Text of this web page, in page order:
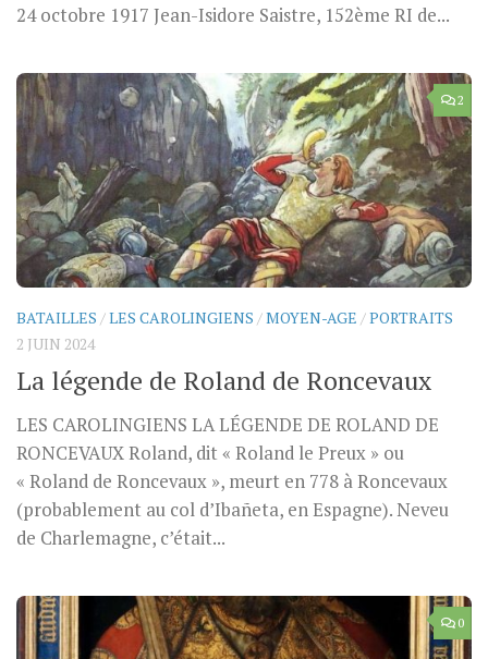
24 octobre 1917 Jean-Isidore Saistre, 152ème RI de...
2
BATAILLES /LES CAROLINGIENS /MOYEN-AGE /PORTRAITS
2 JUIN 2024
La légende de Roland de Roncevaux
LES CAROLINGIENS LA LÉGENDE DE ROLAND DE
RONCEVAUX Roland, dit « Roland le Preux » ou
« Roland de Roncevaux », meurt en 778 à Roncevaux
(probablement au col d’Ibañeta, en Espagne). Neveu
de Charlemagne, c’était...
0